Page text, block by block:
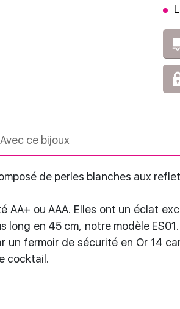
Avec ce bijoux
de perles blanches aux
AA+ ou AAA. Elles ont un éclat
long en 45 cm, notre modèle
un fermoir de sécurité en Or 14
cocktail.